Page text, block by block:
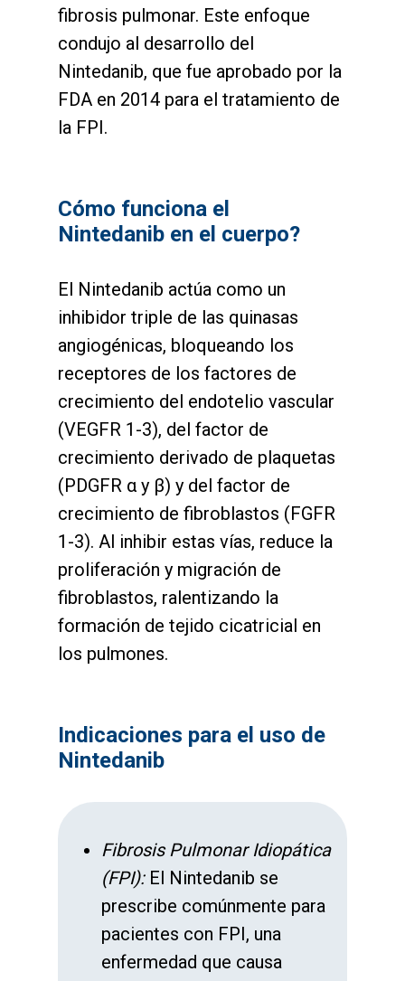
Cómo funciona el
Nintedanib en el cuerpo?
El Nintedanib actúa como un
inhibidor triple de las quinasas
angiogénicas, bloqueando los
receptores de los factores de
crecimiento del endotelio vascular
(VEGFR 1-3), del factor de
crecimiento derivado de plaquetas
(PDGFR α y β) y del factor de
crecimiento de fibroblastos (FGFR
1-3). Al inhibir estas vías, reduce la
proliferación y migración de
fibroblastos, ralentizando la
formación de tejido cicatricial en
los pulmones.
Fibrosis Pulmonar Idiopática
(FPI): El Nintedanib se
prescribe comúnmente para
pacientes con FPI, una
enfermedad que causa
Indicaciones para el uso de
Nintedanib
fibrosis pulmonar. Este enfoque
condujo al desarrollo del
Nintedanib, que fue aprobado por la
FDA en 2014 para el tratamiento de
la FPI.